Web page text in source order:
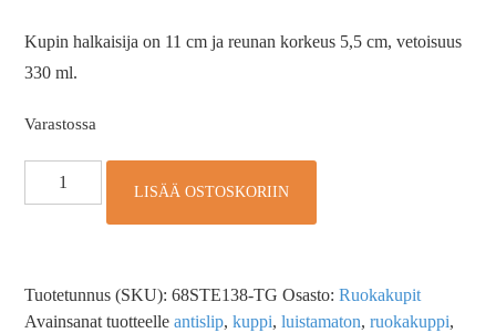
Kupin halkaisija on 11 cm ja reunan korkeus 5,5 cm, vetoisuus
330 ml.
Varastossa
LISÄÄ OSTOSKORIIN
Tuotetunnus (SKU):68STE138-TG Osasto:Ruokakupit
Avainsanat tuotteelleantislip,kuppi,luistamaton,ruokakuppi,